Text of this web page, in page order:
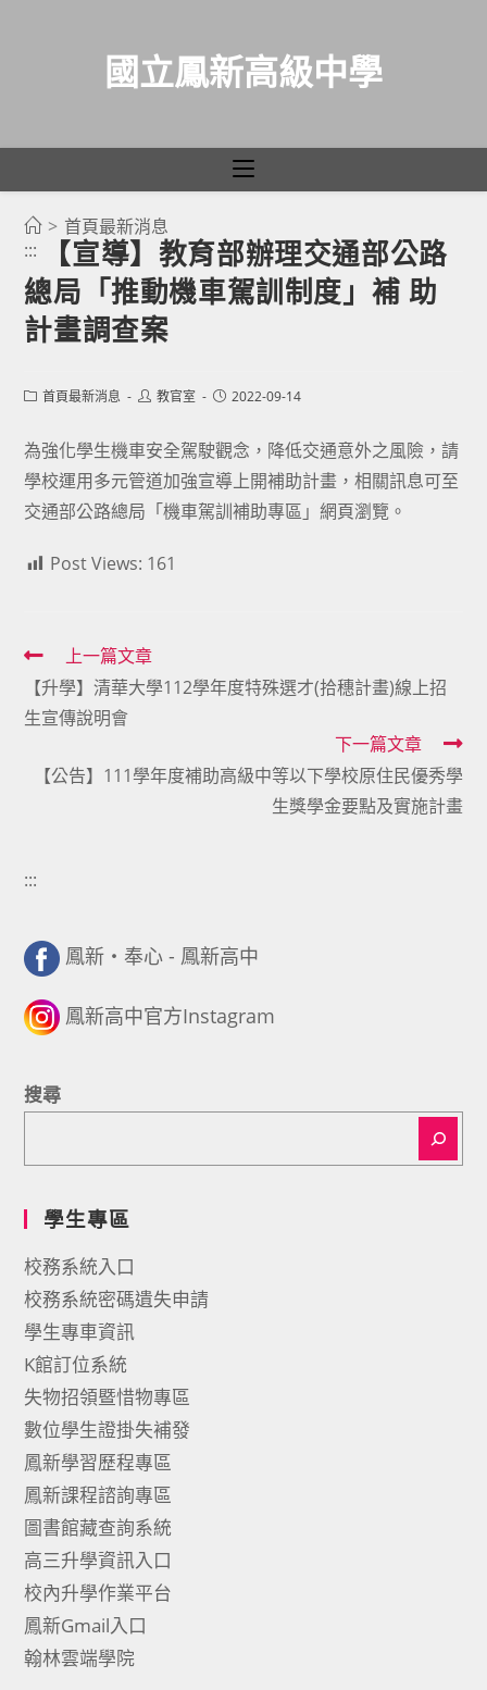
國立鳳新高級中學
> 首頁最新消息
:::
【宣導】教育部辦理交通部公路
總局「推動機車駕訓制度」補 助
計畫調查案
Post首頁最新消息
Post教官室
Post2022-09-14
為強化學生機車安全駕駛觀念，降低交通意外之風險，請
學校運用多元管道加強宣導上開補助計畫，相關訊息可至
交通部公路總局「機車駕訓補助專區」網頁瀏覽。
Post Views: 161
Read
more
articles
上一篇文章
【升學】清華大學112學年度特殊選才(拾穗計畫)線上招
生宣傳說明會
下一篇文章
【公告】111學年度補助高級中等以下學校原住民優秀學
生獎學金要點及實施計畫
:::
鳳新・奉心 - 鳳新高中
鳳新高中官方Instagram
搜尋
學生專區
校務系統入口
校務系統密碼遺失申請
學生專車資訊
K館訂位系統
失物招領暨惜物專區
數位學生證掛失補發
鳳新學習歷程專區
鳳新課程諮詢專區
圖書館藏查詢系統
高三升學資訊入口
校內升學作業平台
鳳新Gmail入口
翰林雲端學院